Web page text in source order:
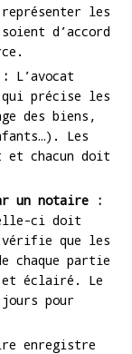
les
d’accord
: L’avocat
qui précise les
des biens,
Les
et chacun doit
un notaire :
ci doit
vérifie que les
chaque partie
et éclairé. Le
pour
enregistre